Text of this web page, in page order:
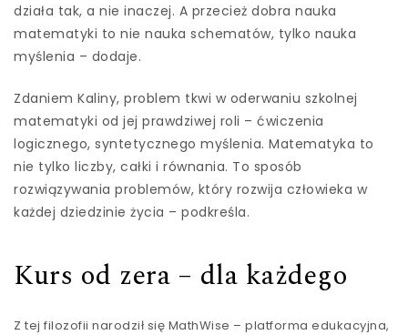
działa tak, a nie inaczej. A przecież dobra nauka
matematyki to nie nauka schematów, tylko nauka
myślenia – dodaje.
Zdaniem Kaliny, problem tkwi w oderwaniu szkolnej
matematyki od jej prawdziwej roli – ćwiczenia
logicznego, syntetycznego myślenia. Matematyka to
nie tylko liczby, całki i równania. To sposób
rozwiązywania problemów, który rozwija człowieka w
każdej dziedzinie życia – podkreśla.
Kurs od zera – dla każdego
Z tej filozofii narodził się MathWise – platforma edukacyjna,